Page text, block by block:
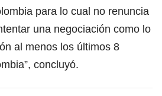
para lo cual no renuncia
una negociación como lo
al menos los últimos 8
concluyó.